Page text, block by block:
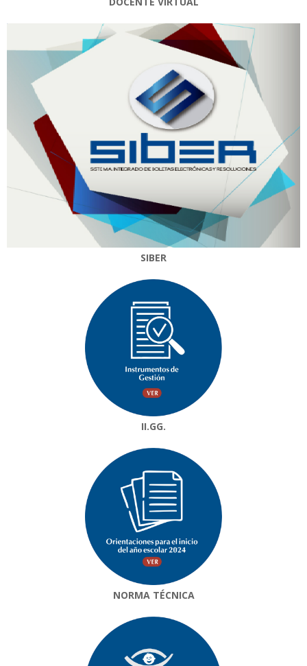
SIBER
II.GG.
NORMA TÉCNICA